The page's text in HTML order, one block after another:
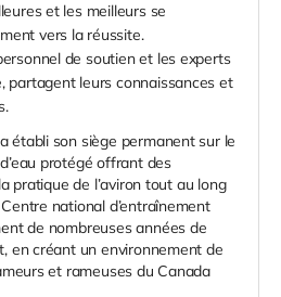
et les meilleurs se
vers la réussite.
de soutien et les experts
partagent leurs connaissances et
établi son siège permanent sur le
protégé offrant des
pratique de l’aviron tout au long
national d’entraînement
de nombreuses années de
en créant un environnement de
et rameuses du Canada